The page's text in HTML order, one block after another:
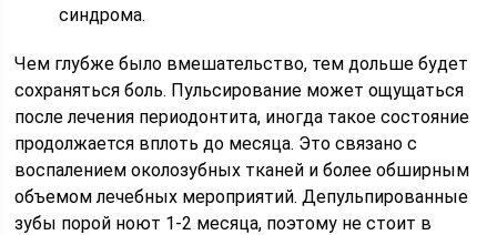
синдрома.
Чем глубже было вмешательство, тем дольше будет
сохраняться боль. Пульсирование может ощущаться
после лечения периодонтита, иногда такое состояние
продолжается вплоть до месяца. Это связано с
воспалением околозубных тканей и более обширным
объемом лечебных мероприятий. Депульпированные
зубы порой ноют 1-2 месяца, поэтому не стоит в